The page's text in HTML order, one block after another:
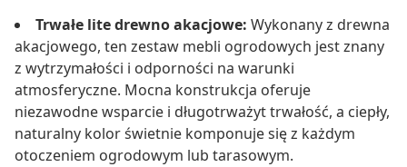
Trwałe lite drewno akacjowe: Wykonany z drewna
akacjowego, ten zestaw mebli ogrodowych jest znany
z wytrzymałości i odporności na warunki
atmosferyczne. Mocna konstrukcja oferuje
niezawodne wsparcie i długotrważyt trwałość, a ciepły,
naturalny kolor świetnie komponuje się z każdym
otoczeniem ogrodowym lub tarasowym.